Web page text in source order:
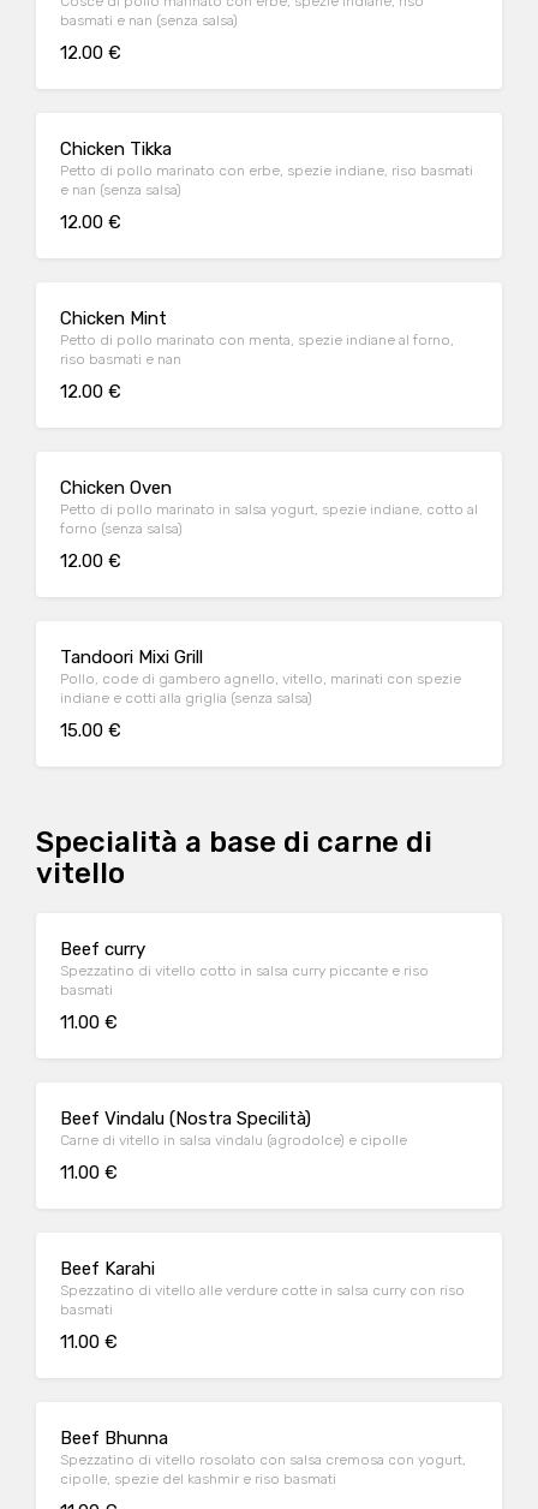
basmati e nan (senza salsa)
12.00 €
Chicken Tikka
Petto di pollo marinato con erbe, spezie indiane, riso basmati
e nan (senza salsa)
12.00 €
Chicken Mint
Petto di pollo marinato con menta, spezie indiane al forno,
riso basmati e nan
12.00 €
Chicken Oven
Petto di pollo marinato in salsa yogurt, spezie indiane, cotto al
forno (senza salsa)
12.00 €
Tandoori Mixi Grill
Pollo, code di gambero agnello, vitello, marinati con spezie
indiane e cotti alla griglia (senza salsa)
15.00 €
Specialità a base di carne di
vitello
Beef curry
Spezzatino di vitello cotto in salsa curry piccante e riso
basmati
11.00 €
Beef Vindalu (Nostra Specilità)
Carne di vitello in salsa vindalu (agrodolce) e cipolle
11.00 €
Beef Karahi
Spezzatino di vitello alle verdure cotte in salsa curry con riso
basmati
11.00 €
Beef Bhunna
Spezzatino di vitello rosolato con salsa cremosa con yogurt,
cipolle, spezie del kashmir e riso basmati